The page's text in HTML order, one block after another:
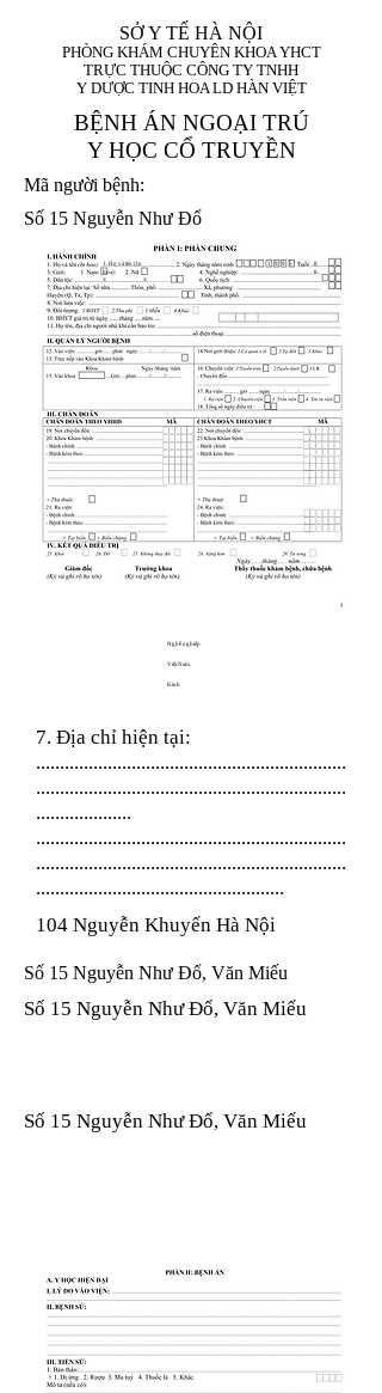
SỞ Y TẾ HÀ NỘI
PHÒNG KHÁM CHUYÊN KHOA YHCT
TRỰC THUỘC CÔNG TY TNHH
Y DƯỢC TINH HOA LD HÀN VIỆT
BỆNH ÁN NGOẠI TRÚ
Y HỌC CỔ TRUYỀN
Mã người bệnh:
Số 15 Nguyễn Như Đổ
1. Họ và tên (In
hoa):
1 9 9 5
8
8
X
X
Nghề nghiệp
Việt Nam
Kinh
7. Địa chỉ hiện tại:
.................................................................
.................................................................
....................
.................................................................
.................................................................
....................................................
104 Nguyễn Khuyến Hà Nội
Số 15 Nguyễn Như Đổ, Văn Miếu
Số 15 Nguyễn Như Đổ, Văn Miếu
Số 15 Nguyễn Như Đổ, Văn Miếu